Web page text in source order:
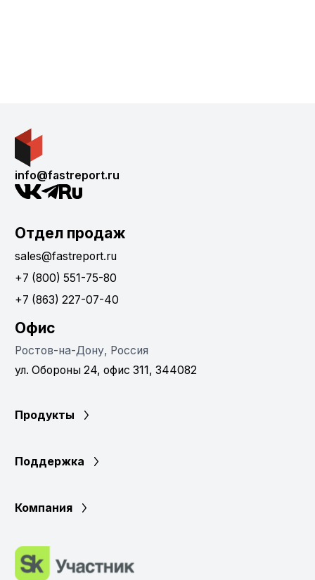
info@fastreport.ru
Отдел продаж
sales@fastreport.ru
+7 (800) 551-75-80
+7 (863) 227-07-40
Офис
Ростов-на-Дону, Россия
ул. Обороны 24, офис 311, 344082
Продукты
Поддержка
Компания